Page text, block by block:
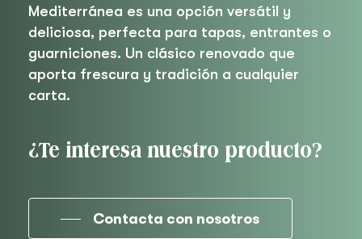
Mediterránea es una opción versátil y
deliciosa, perfecta para tapas, entrantes o
guarniciones. Un clásico renovado que
aporta frescura y tradición a cualquier
carta.
¿Te interesa nuestro producto?
Contacta con nosotros